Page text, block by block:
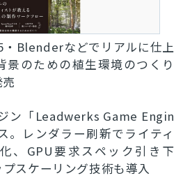
・Blenderなどでリアルに仕上
景のための植生環境のつくり
ン「Leadwerks Game Engin
。レンダラー刷新でライティ
、GPU要求スペック引き下
スケーリング技術も導入